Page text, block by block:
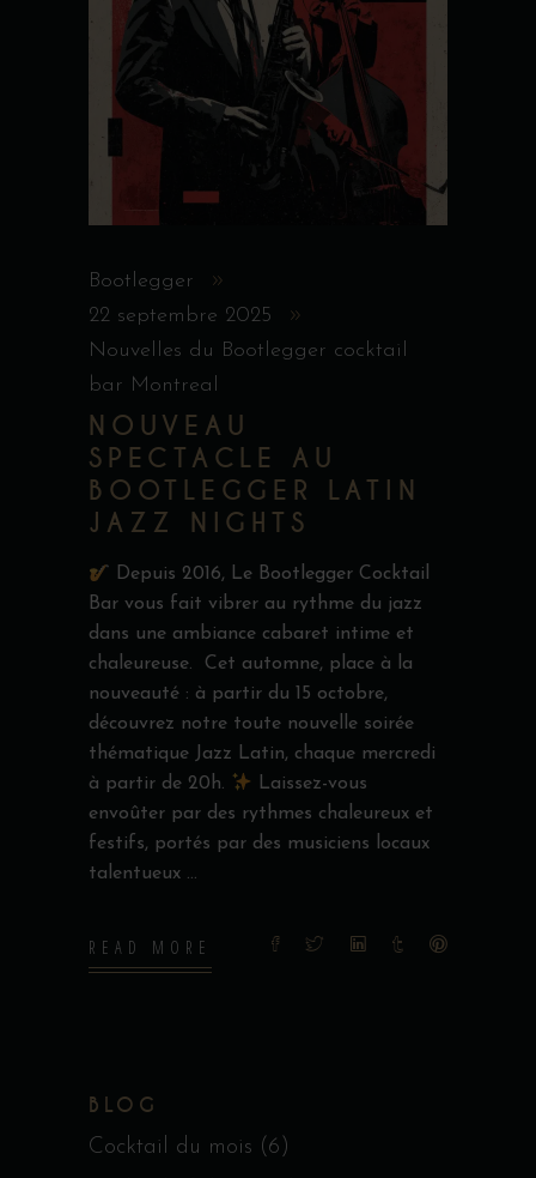
Bootlegger
22 septembre 2025
Nouvelles du Bootlegger cocktail
bar Montreal
NOUVEAU
SPECTACLE AU
BOOTLEGGER LATIN
JAZZ NIGHTS
Depuis 2016, Le Bootlegger Cocktail
Bar vous fait vibrer au rythme du jazz
dans une ambiance cabaret intime et
chaleureuse. Cet automne, place à la
nouveauté : à partir du 15 octobre,
découvrez notre toute nouvelle soirée
thématique Jazz Latin, chaque mercredi
à partir de 20h.
Laissez-vous
envoûter par des rythmes chaleureux et
festifs, portés par des musiciens locaux
talentueux
READ MORE
BLOG
Cocktail du mois (6)